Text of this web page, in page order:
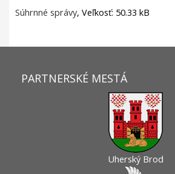
Súhrnné správy, Veľkosť: 50.33 kB
PARTNERSKÉ MESTÁ
Uherský Brod